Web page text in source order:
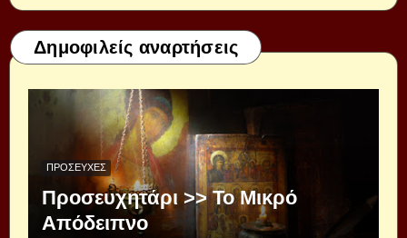
Δημοφιλείς αναρτήσεις
ΠΡΟΣΕΥΧΈΣ
Προσευχητάρι >> Το Μικρό
Απόδειπνο